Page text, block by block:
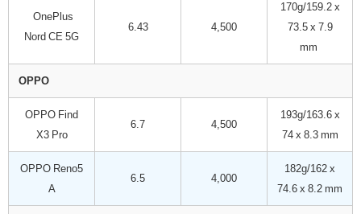
OnePlus
Nord CE 5G
6.43 4,500
170g/159.2 x
73.5 x 7.9
mm
OPPO
OPPO Find
X3 Pro
6.7 4,500
193g/163.6 x
74 x 8.3 mm
OPPO Reno5
A
6.5 4,000
182g/162 x
74.6 x 8.2 mm